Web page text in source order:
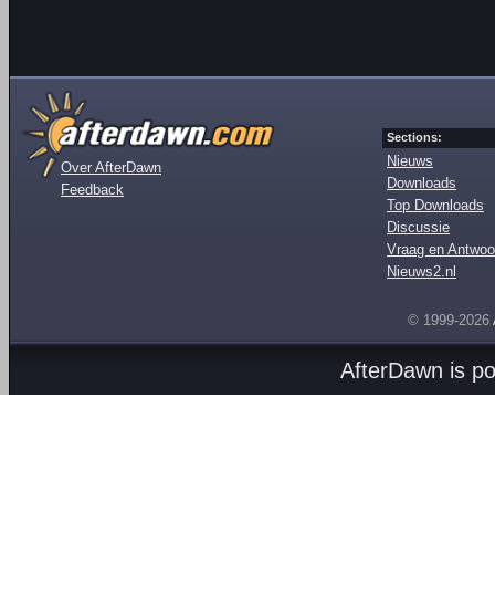
Over AfterDawn
Feedback
Sections:
Nieuws
Downloads
Top Downloads
Discussie
Vraag en
Nieuws2.nl
© 1999-2026
AfterDawn is